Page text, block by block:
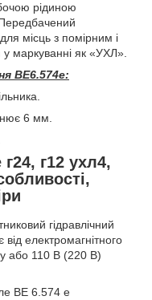
рідиною
місць з помірним і
у маркуванні як «УХЛ».
ВЕ6.574е:
6 мм.
г12 ухл4,
гідравлічний
електромагнітного
або 110 В (220 В)
ВЕ 6.574 е